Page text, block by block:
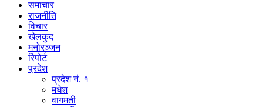
समाचार
राजनीति
विचार
खेलकुद
मनोरञ्जन
रिपोर्ट
प्रदेश
प्रदेश नं. १
मधेश
वागमती